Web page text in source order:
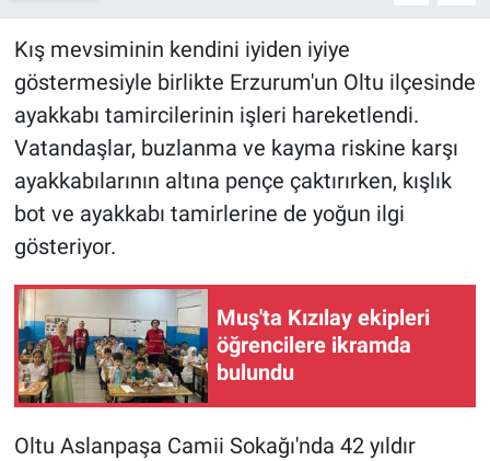
Kış mevsiminin kendini iyiden iyiye
göstermesiyle birlikte Erzurum'un Oltu ilçesinde
ayakkabı tamircilerinin işleri hareketlendi.
Vatandaşlar, buzlanma ve kayma riskine karşı
ayakkabılarının altına pençe çaktırırken, kışlık
bot ve ayakkabı tamirlerine de yoğun ilgi
gösteriyor.
Muş'ta Kızılay ekipleri
öğrencilere ikramda
bulundu
Oltu Aslanpaşa Camii Sokağı'nda 42 yıldır